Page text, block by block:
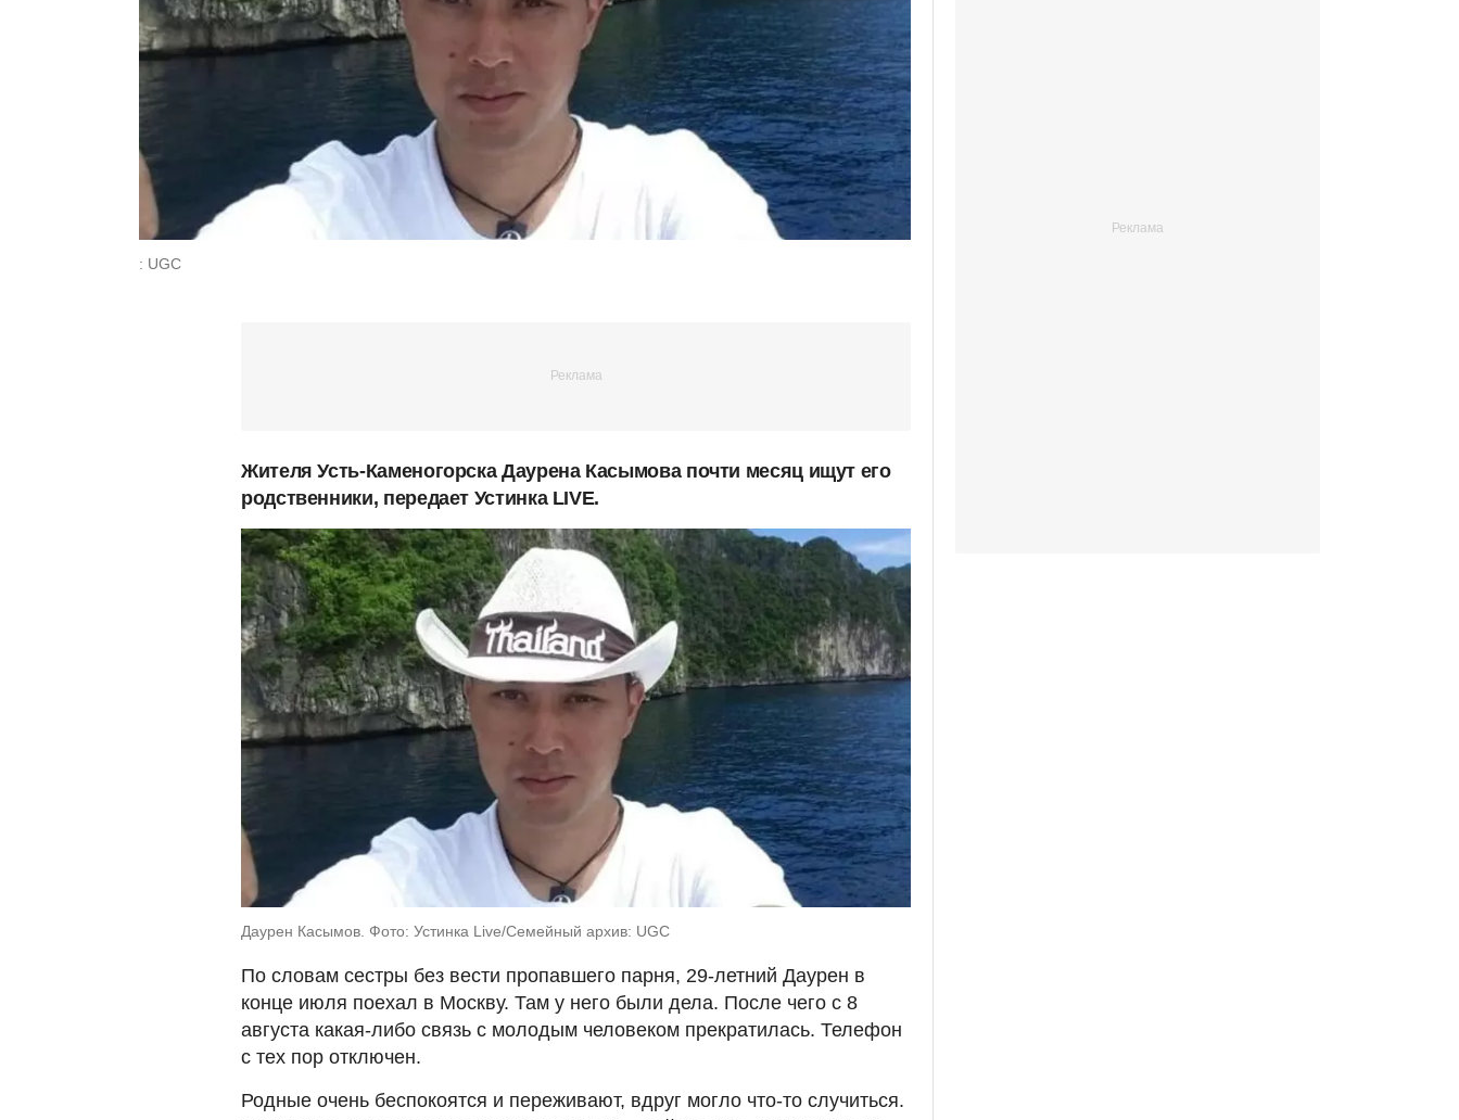
: UGC
Жителя Усть-Каменогорска Даурена Касымова почти месяц ищут его
родственники, передает Устинка LIVE.
Даурен Касымов. Фото: Устинка Live/Семейный архив: UGC
По словам сестры без вести пропавшего парня, 29-летний Даурен в
конце июля поехал в Москву. Там у него были дела. После чего с 8
августа какая-либо связь с молодым человеком прекратилась. Телефон
с тех пор отключен.
Родные очень беспокоятся и переживают, вдруг могло что-то случиться.